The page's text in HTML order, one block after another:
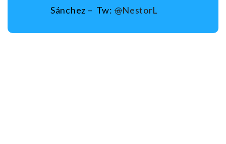
Sánchez – Tw:@NestorL